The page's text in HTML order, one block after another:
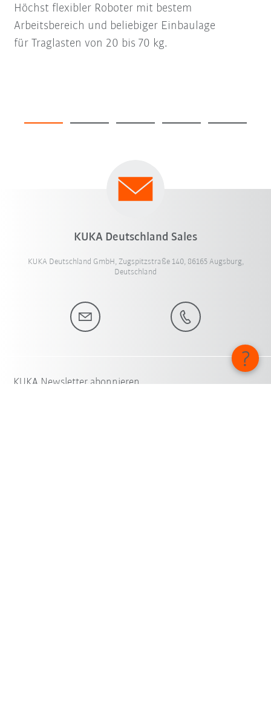
Höchst flexibler Roboter mit bestem
Arbeitsbereich und beliebiger Einbaulage
für Traglasten von 20 bis 70 kg.
KUKA Deutschland Sales
KUKA Deutschland GmbH, Zugspitzstraße 140, 86165 Augsburg,
Deutschland
KUKA Newsletter abonnieren